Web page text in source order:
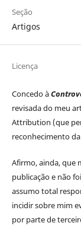
Seção
Artigos
Licença
Concedo à
revisada do meu
Attribution (que
reconhecimento
Afirmo, ainda, que
publicação e não
assumo total
incidir sobre mim
por parte de